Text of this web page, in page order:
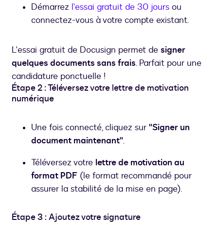
Démarrez l'essai gratuit de 30 jours ou
connectez-vous à votre compte existant.
L'essai gratuit de Docusign permet de signer
quelques documents sans frais. Parfait pour une
candidature ponctuelle !
Étape 2 : Téléversez votre lettre de motivation
numérique
Une fois connecté, cliquez sur "Signer un
document maintenant".
Téléversez votre lettre de motivation au
format PDF (le format recommandé pour
assurer la stabilité de la mise en page).
Étape 3 : Ajoutez votre signature